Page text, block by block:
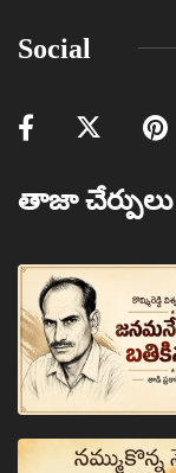
Social
తాజా చేర్పులు